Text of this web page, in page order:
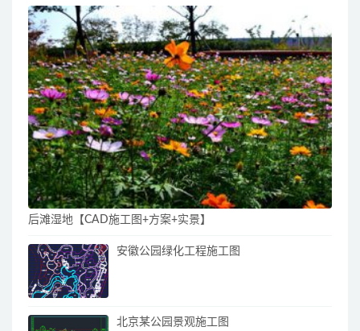
后滩湿地【CAD施工图+方案+实景】
安徽公园绿化工程施工图
北京某公园景观施工图